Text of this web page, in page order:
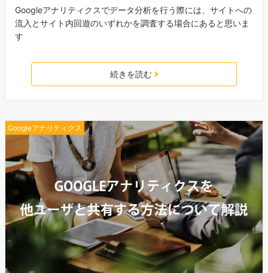
Googleアナリティクスでデータ分析を行う際には、サイトへの
流入とサイト内回遊のいずれかを調査する場合にあると思いま
す
続きを読む
Googleアナリティクス